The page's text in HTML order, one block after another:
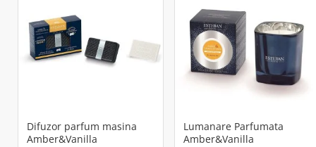
Difuzor parfum masina
Amber&Vanilla
Lumanare Parfumata
Amber&Vanilla